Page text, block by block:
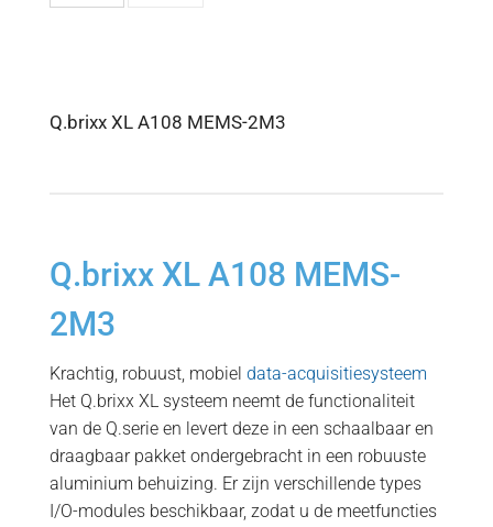
Q.brixx XL A108 MEMS-2M3
Q.brixx XL A108 MEMS-
2M3
Krachtig, robuust, mobiel data-acquisitiesysteem
Het Q.brixx XL systeem neemt de functionaliteit
van de Q.serie en levert deze in een schaalbaar en
draagbaar pakket ondergebracht in een robuuste
aluminium behuizing. Er zijn verschillende types
I/O-modules beschikbaar, zodat u de meetfuncties